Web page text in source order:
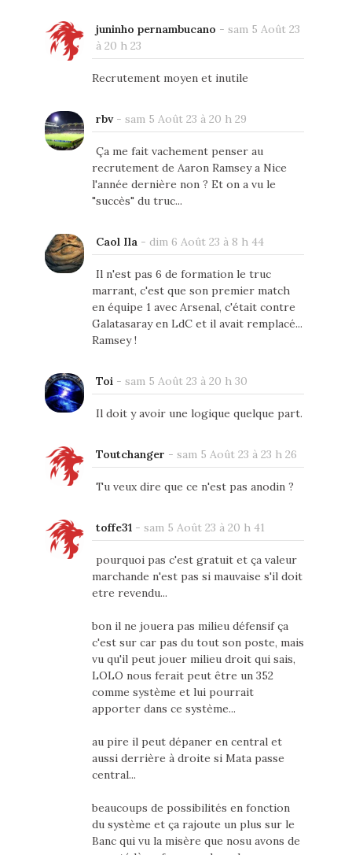
juninho pernambucano - sam 5 Août 23
à 20 h 23
Recrutement moyen et inutile
rbv- sam 5 Août 23 à 20 h 29
Ça me fait vachement penser au
recrutement de Aaron Ramsey a Nice
l'année dernière non ? Et on a vu le
"succès" du truc...
Caol Ila - dim 6 Août 23 à 8 h 44
Il n'est pas 6 de formation le truc
marrant, c'est que son premier match
en équipe 1 avec Arsenal, c'était contre
Galatasaray en LdC et il avait remplacé...
Ramsey !
Toi - sam 5 Août 23 à 20 h 30
Il doit y avoir une logique quelque part.
Toutchanger - sam 5 Août 23 à 23 h 26
Tu veux dire que ce n'est pas anodin ?
toffe31 - sam 5 Août 23 à 20 h 41
pourquoi pas c'est gratuit et ça valeur
marchande n'est pas si mauvaise s'il doit
etre revendu...
bon il ne jouera pas milieu défensif ça
c'est sur car pas du tout son poste, mais
vu qu'il peut jouer milieu droit qui sais,
LOLO nous ferait peut être un 352
comme système et lui pourrait
apporter dans ce système...
au pire il peut dépaner en central et
aussi derrière à droite si Mata passe
central...
beaucoups de possibilités en fonction
du système et ça rajoute un plus sur le
Banc qui vu la misère que nosu avons de